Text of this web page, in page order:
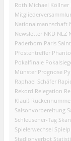
Roth Michael Köllner
Nationalmannschaft
Newsletter NKD NLZ
Paderborn Paris
Pfostentreffer
Pokalfinale
Münster Prognose
Raphael Schäfer
Rekord Relegation
Klauß
Saisonvorbereitung
Schleusener-Tag
Spielerwechsel
Stadionverbot